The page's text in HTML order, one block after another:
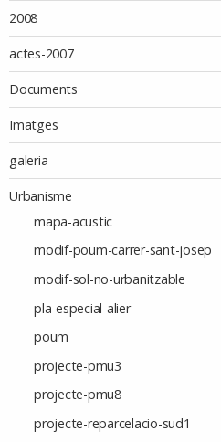
2008
actes-2007
Documents
Imatges
galeria
Urbanisme
mapa-acustic
modif-poum-carrer-sant-josep
modif-sol-no-urbanitzable
pla-especial-alier
poum
projecte-pmu3
projecte-pmu8
projecte-reparcelacio-sud1